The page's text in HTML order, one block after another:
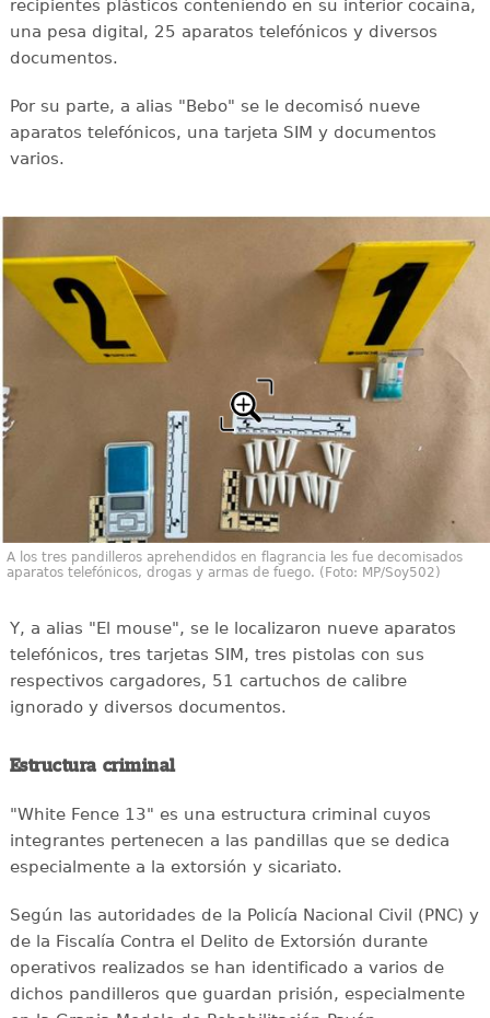
recipientes plásticos conteniendo en su interior cocaína,
una pesa digital, 25 aparatos telefónicos y diversos
documentos.
Por su parte, a alias "Bebo" se le decomisó nueve
aparatos telefónicos, una tarjeta SIM y documentos
varios.
A los tres pandilleros aprehendidos en flagrancia les fue decomisados
aparatos telefónicos, drogas y armas de fuego. (Foto: MP/Soy502)
Y, a alias "El mouse", se le localizaron nueve aparatos
telefónicos, tres tarjetas SIM, tres pistolas con sus
respectivos cargadores, 51 cartuchos de calibre
ignorado y diversos documentos.
Estructura criminal
"White Fence 13" es una estructura criminal cuyos
integrantes pertenecen a las pandillas que se dedica
especialmente a la extorsión y sicariato.
Según las autoridades de la Policía Nacional Civil (PNC) y
de la Fiscalía Contra el Delito de Extorsión durante
operativos realizados se han identificado a varios de
dichos pandilleros que guardan prisión, especialmente